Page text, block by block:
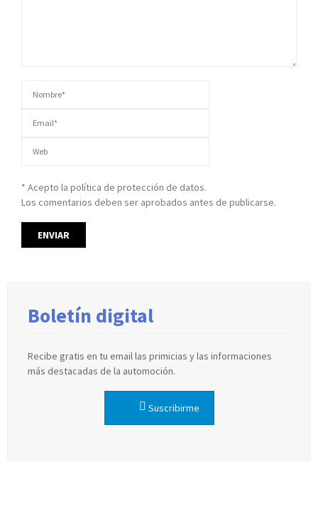
* Acepto la política de protección de datos.
Los comentarios deben ser aprobados antes de publicarse.
Boletín digital
Recibe gratis en tu email las primicias y las informaciones
más destacadas de la automoción.
Suscribirme